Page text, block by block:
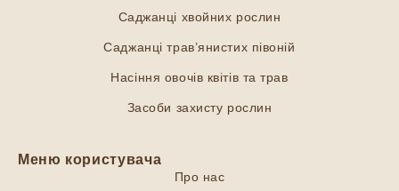
Саджанці хвойних рослин
Саджанці трав’янистих півоній
Насіння овочів квітів та трав
Засоби захисту рослин
Меню користувача
Про нас